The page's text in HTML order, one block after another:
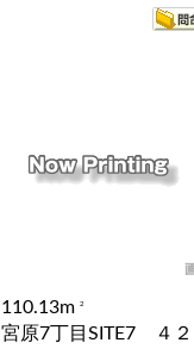
/ 110.13m 2
宮原7丁目SITE7 ４２